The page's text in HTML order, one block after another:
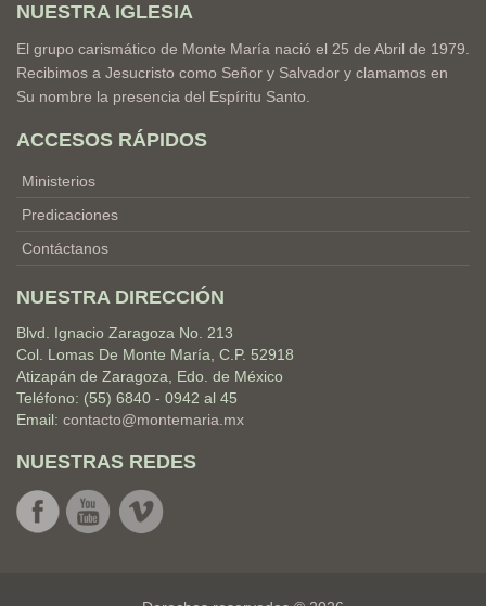
NUESTRA IGLESIA
El grupo carismático de Monte María nació el 25 de Abril de 1979.
Recibimos a Jesucristo como Señor y Salvador y clamamos en
Su nombre la presencia del Espíritu Santo.
ACCESOS RÁPIDOS
Ministerios
Predicaciones
Contáctanos
NUESTRA DIRECCIÓN
Blvd. Ignacio Zaragoza No. 213
Col. Lomas De Monte María, C.P. 52918
Atizapán de Zaragoza, Edo. de México
Teléfono: (55) 6840 - 0942 al 45
Email: contacto@montemaria.mx
NUESTRAS REDES